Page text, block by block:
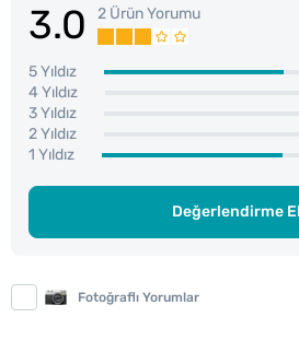
3.0 2 Ürün Yorumu
5 Yıldız
4 Yıldız
3 Yıldız
2 Yıldız
1 Yıldız
Değerlendirme
Fotoğraflı Yorumlar